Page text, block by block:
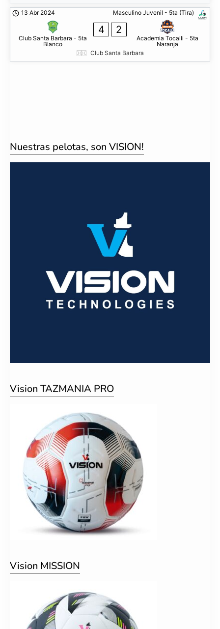
Masculino Juvenil - 5ta (Tira)
13 Abr 2024
Club Santa Barbara - 5ta
Blanco
4 2
Academia Tocalli - 5ta
Naranja
Club Santa Barbara
Nuestras pelotas, son VISION!
Vision TAZMANIA PRO
Vision MISSION